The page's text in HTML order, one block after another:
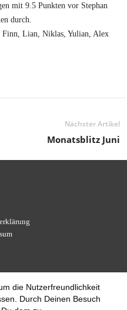
die Nutzerfreundlichkeit
Durch Deinen Besuch
mit 9.5 Punkten vor Stephan
durch.
Finn, Lian, Niklas, Yulian, Alex
Nächster Artikel
Monatsblitz Juni